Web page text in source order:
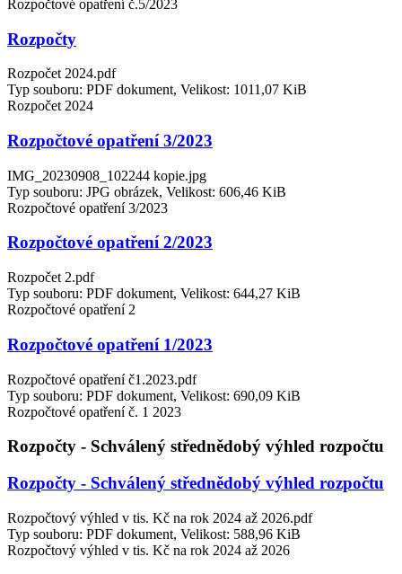
Rozpočtové opatření č.5/2023
Rozpočty
Rozpočet 2024.pdf
Typ souboru: PDF dokument, Velikost: 1011,07 KiB
Rozpočet 2024
Rozpočtové opatření 3/2023
IMG_20230908_102244 kopie.jpg
Typ souboru: JPG obrázek, Velikost: 606,46 KiB
Rozpočtové opatření 3/2023
Rozpočtové opatření 2/2023
Rozpočet 2.pdf
Typ souboru: PDF dokument, Velikost: 644,27 KiB
Rozpočtové opatření 2
Rozpočtové opatření 1/2023
Rozpočtové opatření č1.2023.pdf
Typ souboru: PDF dokument, Velikost: 690,09 KiB
Rozpočtové opatření č. 1 2023
Rozpočty - Schválený střednědobý výhled rozpočtu
Rozpočty - Schválený střednědobý výhled rozpočtu
Rozpočtový výhled v tis. Kč na rok 2024 až 2026.pdf
Typ souboru: PDF dokument, Velikost: 588,96 KiB
Rozpočtový výhled v tis. Kč na rok 2024 až 2026